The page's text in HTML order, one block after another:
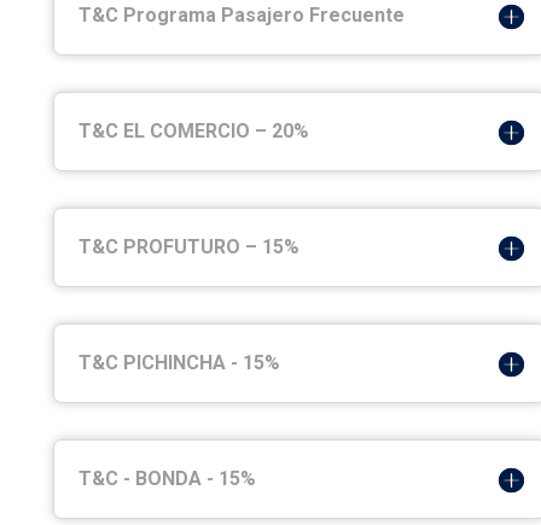
T&C Programa Pasajero Frecuente
T&C EL COMERCIO – 20%
T&C PROFUTURO – 15%
T&C PICHINCHA - 15%
T&C - BONDA - 15%